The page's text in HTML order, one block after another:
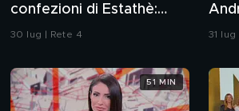
confezioni di Estathè:
ecco cosa abbiamo
30 lug | Rete 4 31 lug
51 MIN